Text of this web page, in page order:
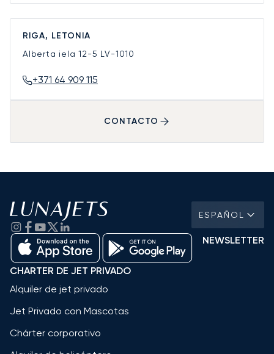
RIGA, LETONIA
Alberta iela 12-5 LV-1010
+371 64 909 115
CONTACTO
ESPAÑOL
NEWSLETTER
CHARTER DE JET PRIVADO
Alquiler de jet privado
Jet Privado con Mascotas
Chárter corporativo